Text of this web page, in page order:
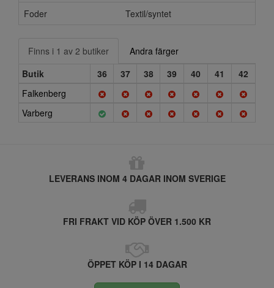
Foder
Textil/syntet
Finns i 1 av 2 butiker
Andra färger
Butik
36 37 38 39 40 41
42
Falkenberg
Varberg
LEVERANS INOM 4 DAGAR INOM SVERIGE
FRI FRAKT VID KÖP ÖVER 1.500 KR
ÖPPET KÖP I 14 DAGAR